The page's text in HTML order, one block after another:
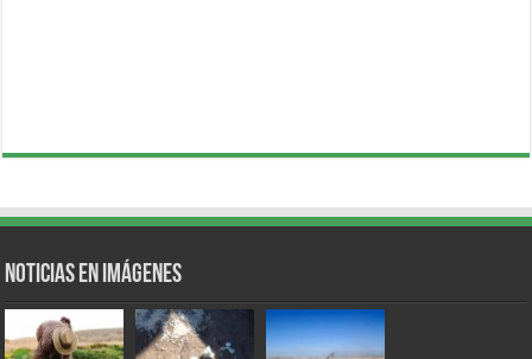
Noticias en Imágenes